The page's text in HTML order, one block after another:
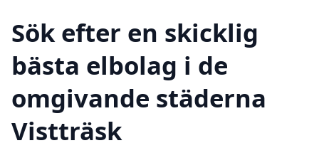
Sök efter en skicklig
bästa elbolag i de
omgivande städerna
Vistträsk